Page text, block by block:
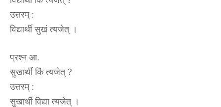
उत्तरम् :
विद्यार्थी सुखं त्यजेत् ।
प्रश्न आ.
सुखार्थी किं त्यजेत् ?
उत्तरम् :
सुखार्थी विद्या त्यजेत् ।